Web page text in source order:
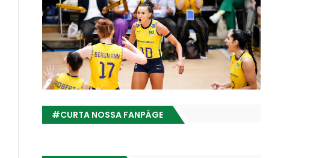
#CURTA NOSSA FANPÁGE